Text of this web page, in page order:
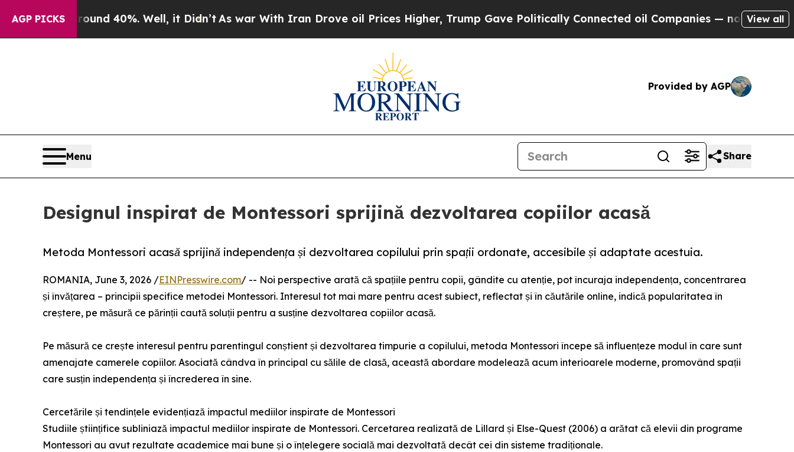
AGP PICKS
Around 40%. Well, it Didn’tAs war With Iran Drove oil Prices Higher, Trump Gave Politically Connected oil Companies — not Taxpayers —
View all
Provided by AGP
Menu Share
Designul inspirat de Montessori sprijină dezvoltarea copiilor acasă
Metoda Montessori acasă sprijină independența și dezvoltarea copilului prin spații ordonate, accesibile și adaptate acestuia.
ROMANIA, June 3, 2026 /EINPresswire.com/ -- Noi perspective arată că spațiile pentru copii, gândite cu atenție, pot încuraja independența, concentrarea
și învățarea – principii specifice metodei Montessori. Interesul tot mai mare pentru acest subiect, reflectat și în căutările online, indică popularitatea în
creștere, pe măsură ce părinții caută soluții pentru a susține dezvoltarea copiilor acasă.
Pe măsură ce crește interesul pentru parentingul conștient și dezvoltarea timpurie a copilului, metoda Montessori începe să influențeze modul în care sunt
amenajate camerele copiilor. Asociată cândva în principal cu sălile de clasă, această abordare modelează acum interioarele moderne, promovând spații
care susțin independența și încrederea în sine.
Cercetările și tendințele evidențiază impactul mediilor inspirate de Montessori
Studiile științifice subliniază impactul mediilor inspirate de Montessori. Cercetarea realizată de Lillard și Else-Quest (2006) a arătat că elevii din programe
Montessori au avut rezultate academice mai bune și o înțelegere socială mai dezvoltată decât cei din sisteme tradiționale.